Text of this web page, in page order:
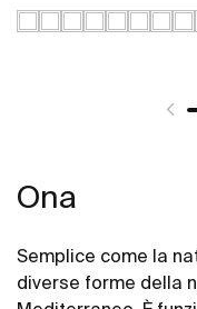
Ona
Semplice come la
diverse forme della